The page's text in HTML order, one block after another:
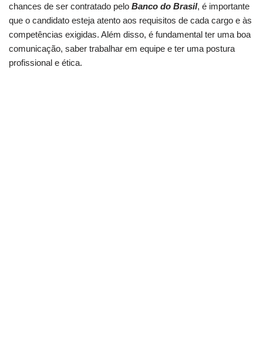
chances de ser contratado pelo Banco do Brasil, é importante
que o candidato esteja atento aos requisitos de cada cargo e às
competências exigidas. Além disso, é fundamental ter uma boa
comunicação, saber trabalhar em equipe e ter uma postura
profissional e ética.